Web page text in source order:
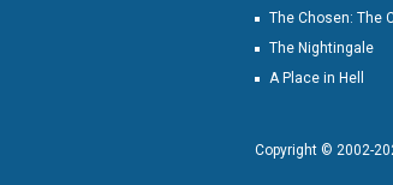
The Chosen: The
The Nightingale
A Place in Hell
Copyright © 2002-